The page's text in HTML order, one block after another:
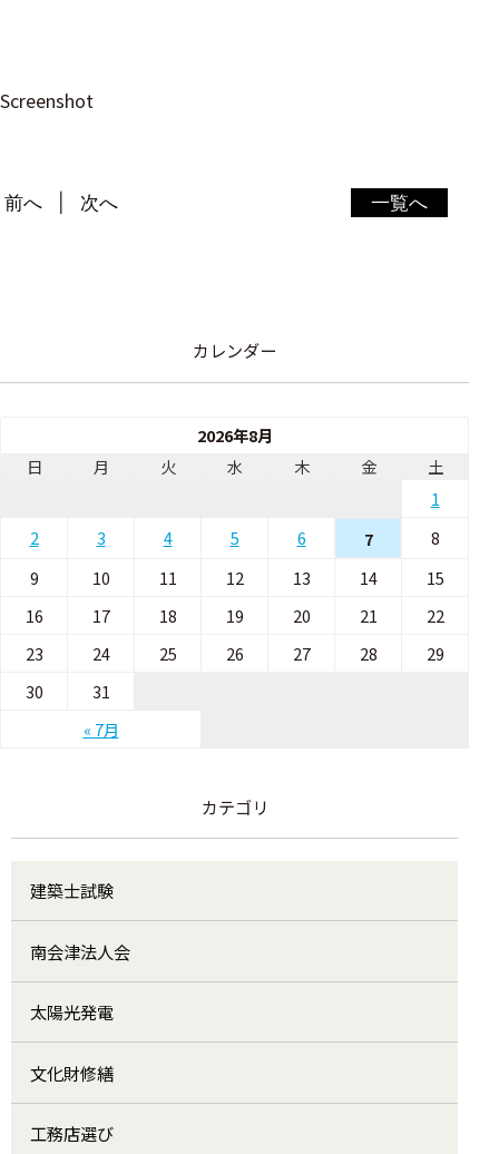
Screenshot
一覧へ
前へ 次へ
カレンダー
2026年8月
日
月 火 水 木 金 土
« 7月
1
2
3 4 5 6 7
8
9
10 11 12 13 14
15
16
17 18 19 20 21
22
23
24 25 26 27 28
29
30
31
カテゴリ
建築士試験
南会津法人会
太陽光発電
文化財修繕
工務店選び